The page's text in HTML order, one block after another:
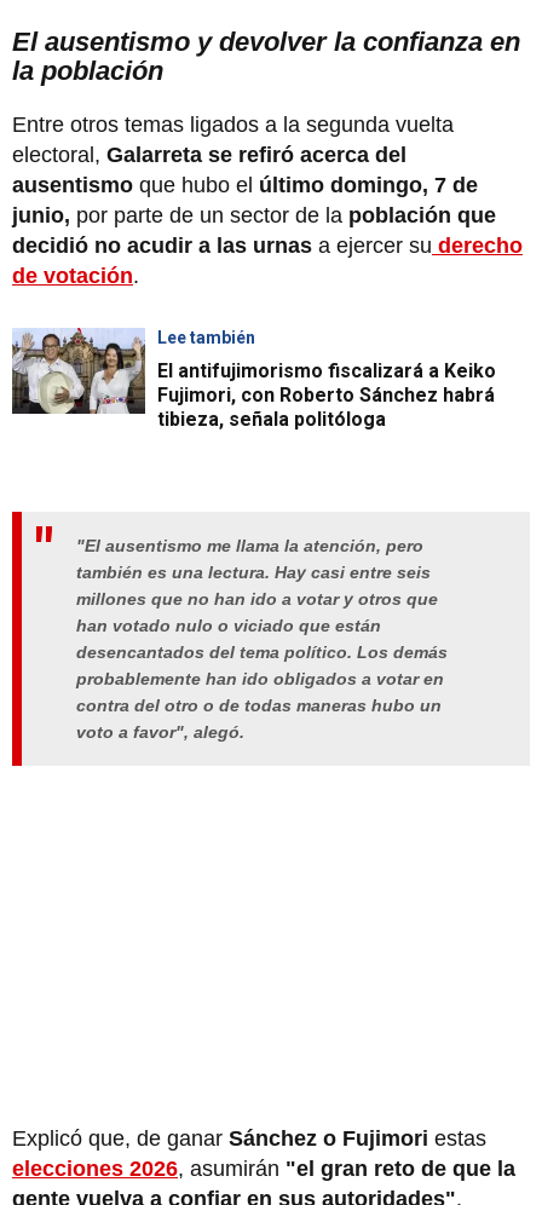
El ausentismo y devolver la confianza en
la población
Entre otros temas ligados a la segunda vuelta
electoral, Galarreta se refiró acerca del
ausentismo que hubo el último domingo, 7 de
junio, por parte de un sector de la población que
decidió no acudir a las urnas a ejercer su derecho
de votación.
Lee también
El antifujimorismo fiscalizará a Keiko
Fujimori, con Roberto Sánchez habrá
tibieza, señala politóloga
"El ausentismo me llama la atención, pero
también es una lectura. Hay casi entre seis
millones que no han ido a votar y otros que
han votado nulo o viciado que están
desencantados del tema político. Los demás
probablemente han ido obligados a votar en
contra del otro o de todas maneras hubo un
voto a favor", alegó.
Explicó que, de ganar Sánchez o Fujimori estas
elecciones 2026, asumirán "el gran reto de que la
gente vuelva a confiar en sus autoridades".